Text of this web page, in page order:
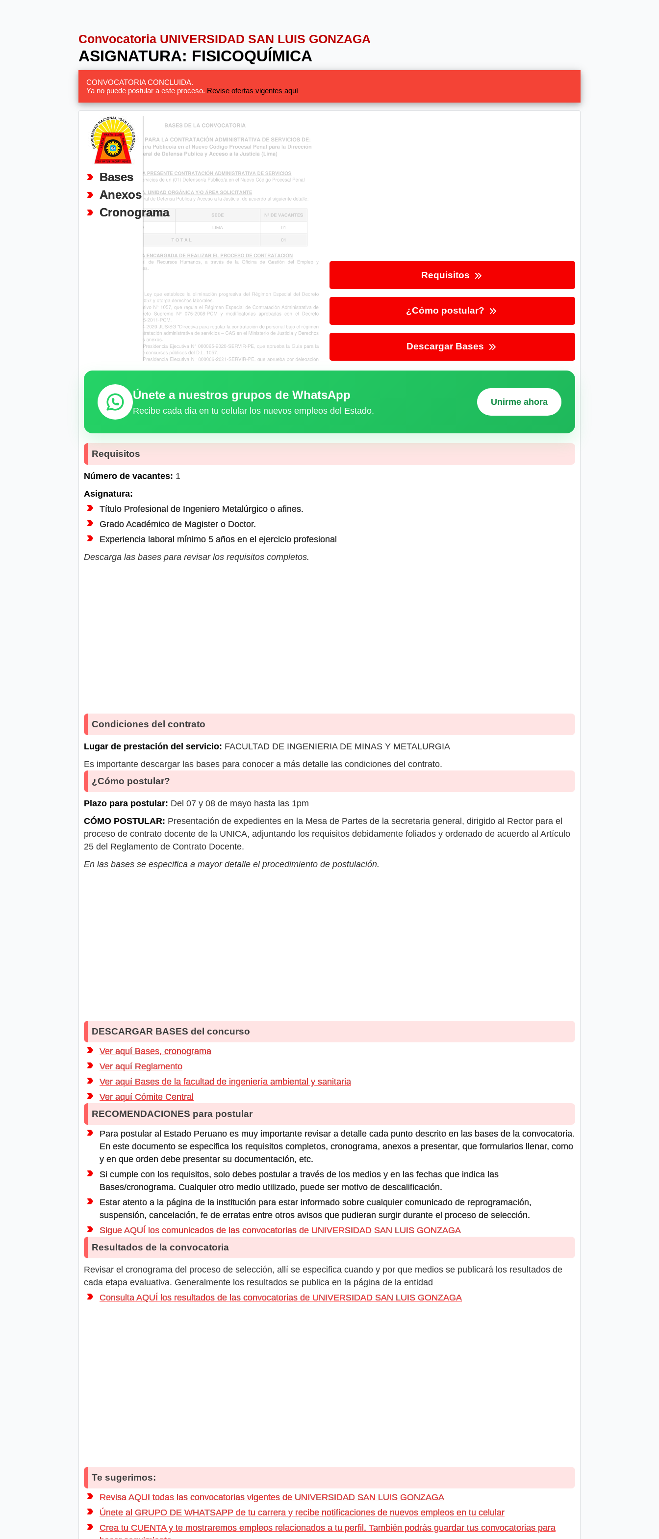
Convocatoria UNIVERSIDAD SAN LUIS GONZAGA
ASIGNATURA: FISICOQUÍMICA
CONVOCATORIA CONCLUIDA.
Ya no puede postular a este proceso. Revise ofertas vigentes aquí
Bases
Anexos
Cronograma
Requisitos
¿Cómo postular?
Descargar Bases
Únete a nuestros grupos de WhatsApp
Recibe cada día en tu celular los nuevos empleos del Estado.
Unirme ahora
Requisitos
Número de vacantes: 1
Asignatura:
Título Profesional de Ingeniero Metalúrgico o afines.
Grado Académico de Magister o Doctor.
Experiencia laboral mínimo 5 años en el ejercicio profesional
Descarga las bases para revisar los requisitos completos.
Condiciones del contrato
Lugar de prestación del servicio: FACULTAD DE INGENIERIA DE MINAS Y METALURGIA
Es importante descargar las bases para conocer a más detalle las condiciones del contrato.
¿Cómo postular?
Plazo para postular: Del 07 y 08 de mayo hasta las 1pm
CÓMO POSTULAR: Presentación de expedientes en la Mesa de Partes de la secretaria general, dirigido al Rector para el
proceso de contrato docente de la UNICA, adjuntando los requisitos debidamente foliados y ordenado de acuerdo al Artículo
25 del Reglamento de Contrato Docente.
En las bases se especifica a mayor detalle el procedimiento de postulación.
DESCARGAR BASES del concurso
Ver aquí Bases, cronograma
Ver aquí Reglamento
Ver aquí Bases de la facultad de ingeniería ambiental y sanitaria
Ver aquí Cómite Central
RECOMENDACIONES para postular
Para postular al Estado Peruano es muy importante revisar a detalle cada punto descrito en las bases de la convocatoria.
En este documento se especifica los requisitos completos, cronograma, anexos a presentar, que formularios llenar, como
y en que orden debe presentar su documentación, etc.
Si cumple con los requisitos, solo debes postular a través de los medios y en las fechas que indica las
Bases/cronograma. Cualquier otro medio utilizado, puede ser motivo de descalificación.
Estar atento a la página de la institución para estar informado sobre cualquier comunicado de reprogramación,
suspensión, cancelación, fe de erratas entre otros avisos que pudieran surgir durante el proceso de selección.
Sigue AQUÍ los comunicados de las convocatorias de UNIVERSIDAD SAN LUIS GONZAGA
Resultados de la convocatoria
Revisar el cronograma del proceso de selección, allí se especifica cuando y por que medios se publicará los resultados de
cada etapa evaluativa. Generalmente los resultados se publica en la página de la entidad
Consulta AQUÍ los resultados de las convocatorias de UNIVERSIDAD SAN LUIS GONZAGA
Te sugerimos:
Revisa AQUI todas las convocatorias vigentes de UNIVERSIDAD SAN LUIS GONZAGA
Únete al GRUPO DE WHATSAPP de tu carrera y recibe notificaciones de nuevos empleos en tu celular
Crea tu CUENTA y te mostraremos empleos relacionados a tu perfil. También podrás guardar tus convocatorias para